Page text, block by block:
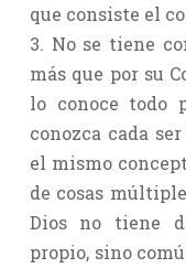
que consiste el
3. No se tiene
más que por su
lo conoce todo
conozca cada
el mismo
de cosas
Dios no tiene
propio, sino